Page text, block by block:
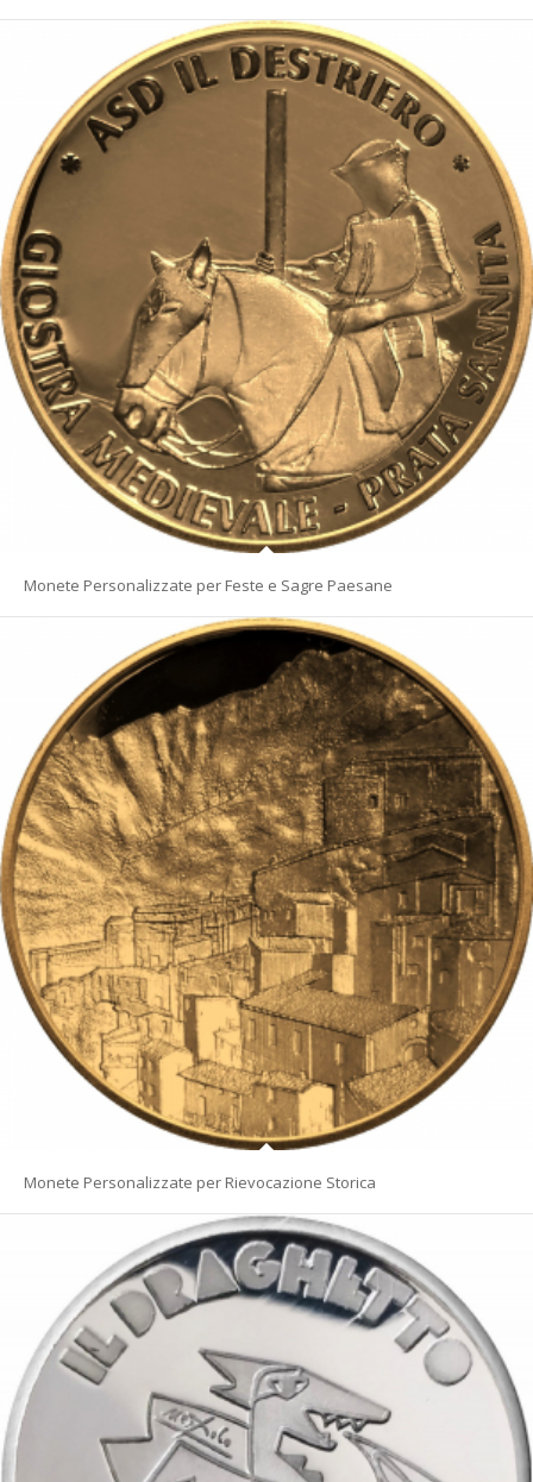
Monete Personalizzate per Feste e Sagre Paesane
Monete Personalizzate per Rievocazione Storica